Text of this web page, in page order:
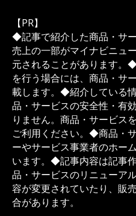
【PR】
◆記事で紹介した商品・サ
売上の一部がマイナビニュ
元されることがあります。
を行う場合には、商品・サ
載します。◆紹介している
品・サービスの安全性・有
りません。商品・サービス
ご利用ください。◆商品・
ーやサービス事業者のホー
います。◆記事内容は記事
品・サービスのリニューア
容が変更されていたり、販
合があります。